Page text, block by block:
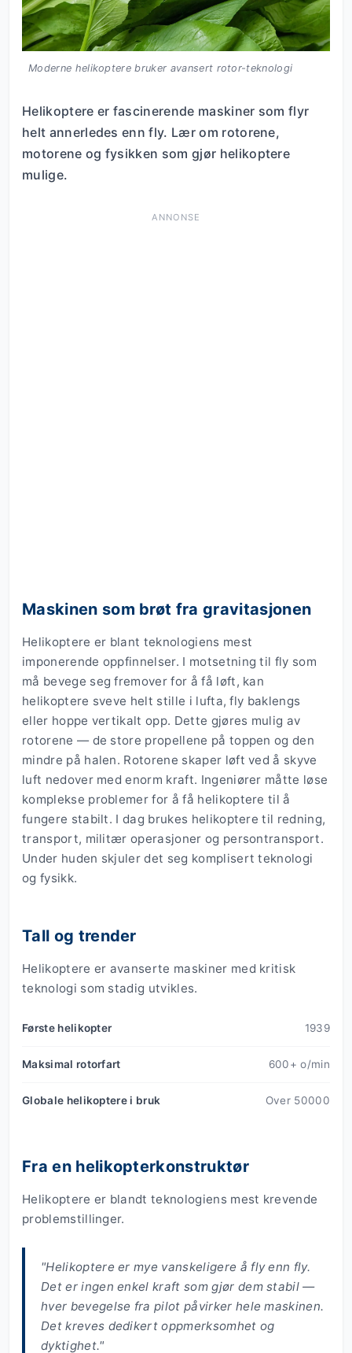
Moderne helikoptere bruker avansert rotor-teknologi
Helikoptere er fascinerende maskiner som flyr
helt annerledes enn fly. Lær om rotorene,
motorene og fysikken som gjør helikoptere
mulige.
ANNONSE
Maskinen som brøt fra gravitasjonen
Helikoptere er blant teknologiens mest
imponerende oppfinnelser. I motsetning til fly som
må bevege seg fremover for å få løft, kan
helikoptere sveve helt stille i lufta, fly baklengs
eller hoppe vertikalt opp. Dette gjøres mulig av
rotorene — de store propellene på toppen og den
mindre på halen. Rotorene skaper løft ved å skyve
luft nedover med enorm kraft. Ingeniører måtte løse
komplekse problemer for å få helikoptere til å
fungere stabilt. I dag brukes helikoptere til redning,
transport, militær operasjoner og persontransport.
Under huden skjuler det seg komplisert teknologi
og fysikk.
Tall og trender
Helikoptere er avanserte maskiner med kritisk
teknologi som stadig utvikles.
Første helikopter 1939
Maksimal rotorfart 600+ o/min
Globale helikoptere i bruk Over 50000
Fra en helikopterkonstruktør
Helikoptere er blandt teknologiens mest krevende
problemstillinger.
"Helikoptere er mye vanskeligere å fly enn fly.
Det er ingen enkel kraft som gjør dem stabil —
hver bevegelse fra pilot påvirker hele maskinen.
Det kreves dedikert oppmerksomhet og
dyktighet."